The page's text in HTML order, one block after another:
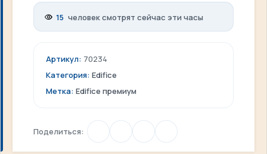
15 человек смотрят сейчас эти часы
Артикул: 70234
Категория: Edifice
Метка: Edifice премиум
Поделиться: